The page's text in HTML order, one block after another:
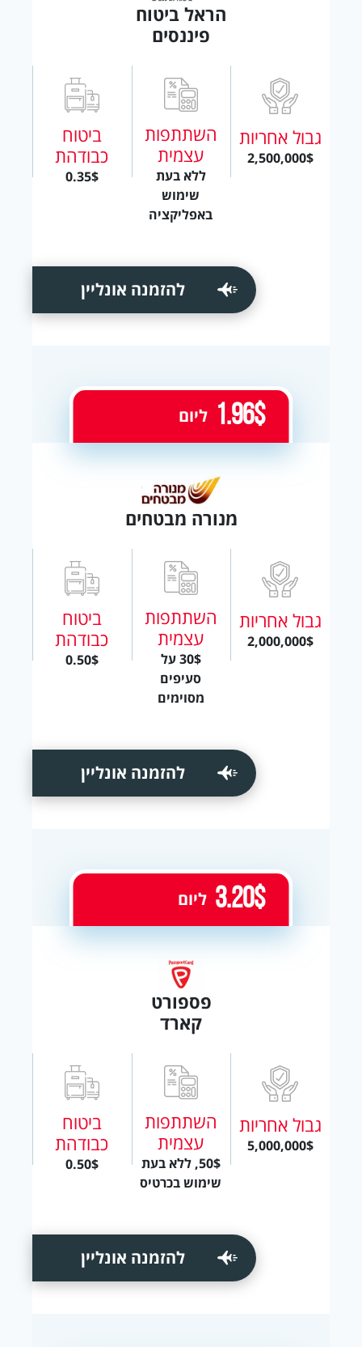
הראל ביטוח
פיננסים
גבול אחריות
2,500,000$
השתתפות
עצמית
ללא בעת
שימוש
באפליקציה
ביטוח
כבודהת
0.35$
להזמנה אונליין
מנורה מבטחים
גבול אחריות
2,000,000$
השתתפות
עצמית
30$ על
סעיפים
מסוימים
ביטוח
כבודהת
0.50$
1.96$ ליום
להזמנה אונליין
פספורט
קארד
גבול אחריות
5,000,000$
השתתפות
עצמית
50$, ללא בעת
שימוש בכרטיס
ביטוח
כבודהת
0.50$
3.20$ ליום
להזמנה אונליין